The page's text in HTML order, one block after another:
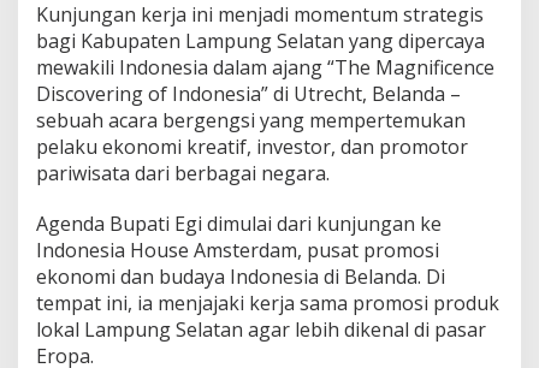
s
i
L
a
m
p
u
S
e
l
a
t
a
n
Kunjungan kerja ini menjadi momentum strategis
bagi Kabupaten Lampung Selatan yang dipercaya
mewakili Indonesia dalam ajang “The Magnificence
Discovering of Indonesia” di Utrecht, Belanda –
sebuah acara bergengsi yang mempertemukan
pelaku ekonomi kreatif, investor, dan promotor
pariwisata dari berbagai negara.
Agenda Bupati Egi dimulai dari kunjungan ke
Indonesia House Amsterdam, pusat promosi
ekonomi dan budaya Indonesia di Belanda. Di
tempat ini, ia menjajaki kerja sama promosi produk
lokal Lampung Selatan agar lebih dikenal di pasar
Eropa.